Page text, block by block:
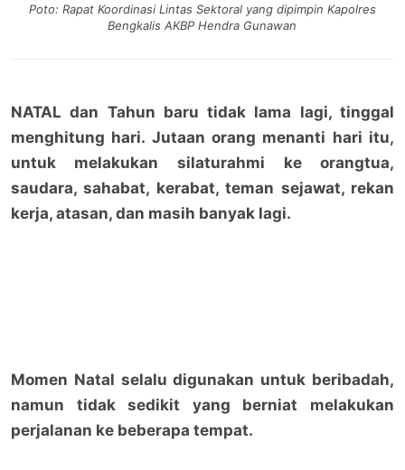
Poto: Rapat Koordinasi Lintas Sektoral yang dipimpin Kapolres
Bengkalis AKBP Hendra Gunawan
NATAL dan Tahun baru tidak lama lagi, tinggal
menghitung hari. Jutaan orang menanti hari itu,
untuk melakukan silaturahmi ke orangtua,
saudara, sahabat, kerabat, teman sejawat, rekan
kerja, atasan, dan masih banyak lagi.
Momen Natal selalu digunakan untuk beribadah,
namun tidak sedikit yang berniat melakukan
perjalanan ke beberapa tempat.